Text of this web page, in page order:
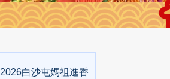
2026白沙屯媽祖進香